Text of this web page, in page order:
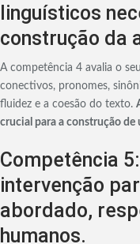
linguísticos
construção da
A competência 4 avalia o
conectivos, pronomes,
fluidez e a coesão do texto.
crucial para a construção de
Competência
intervenção
abordado,
humanos.